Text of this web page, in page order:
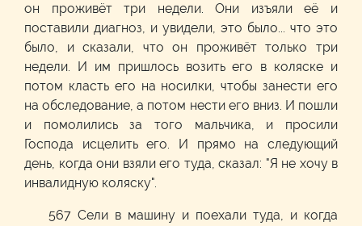
он проживёт три недели. Они изъяли её и
поставили диагноз, и увидели, это было... что это
было, и сказали, что он проживёт только три
недели. И им пришлось возить его в коляске и
потом класть его на носилки, чтобы занести его
на обследование, а потом нести его вниз. И пошли
и помолились за того мальчика, и просили
Господа исцелить его. И прямо на следующий
день, когда они взяли его туда, сказал: "Я не хочу в
инвалидную коляску".
567 Сели в машину и поехали туда, и когда